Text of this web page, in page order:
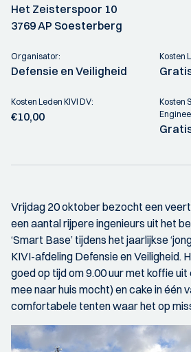
Het Zeisterspoor 10
3769 AP Soesterberg
Organisator:
Defensie en Veiligheid
Kosten
Kosten Leden KIVI DV:
€10,00
Kosten
Vrijdag 20 oktober bezocht een
een aantal rijpere ingenieurs uit het
‘Smart Base’ tijdens het jaarlijkse
KIVI-afdeling Defensie en Veiligheid.
goed op tijd om 9.00 uur met koffie
mee naar huis mocht) en cake in één
comfortabele tenten waar het op